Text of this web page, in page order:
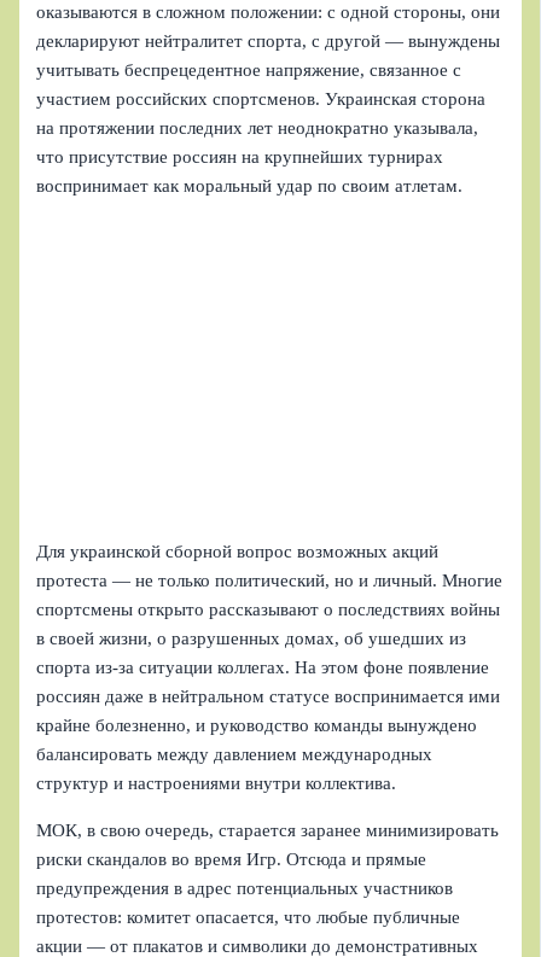
оказываются в сложном положении: с одной стороны, они
декларируют нейтралитет спорта, с другой — вынуждены
учитывать беспрецедентное напряжение, связанное с
участием российских спортсменов. Украинская сторона
на протяжении последних лет неоднократно указывала,
что присутствие россиян на крупнейших турнирах
воспринимает как моральный удар по своим атлетам.
Для украинской сборной вопрос возможных акций
протеста — не только политический, но и личный. Многие
спортсмены открыто рассказывают о последствиях войны
в своей жизни, о разрушенных домах, об ушедших из
спорта из‑за ситуации коллегах. На этом фоне появление
россиян даже в нейтральном статусе воспринимается ими
крайне болезненно, и руководство команды вынуждено
балансировать между давлением международных
структур и настроениями внутри коллектива.
МОК, в свою очередь, старается заранее минимизировать
риски скандалов во время Игр. Отсюда и прямые
предупреждения в адрес потенциальных участников
протестов: комитет опасается, что любые публичные
акции — от плакатов и символики до демонстративных